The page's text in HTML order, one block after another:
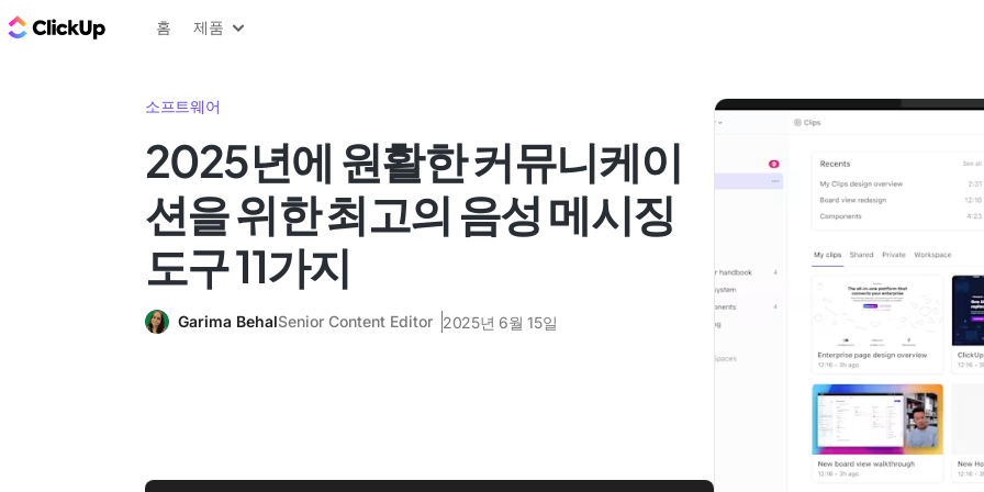
ClickUp 블로그
홈 제품
소프트웨어
2025년에 원활한 커뮤니케이
션을 위한 최고의 음성 메시징
도구 11가지
Garima BehalSenior Content Editor 2025년 6월 15일